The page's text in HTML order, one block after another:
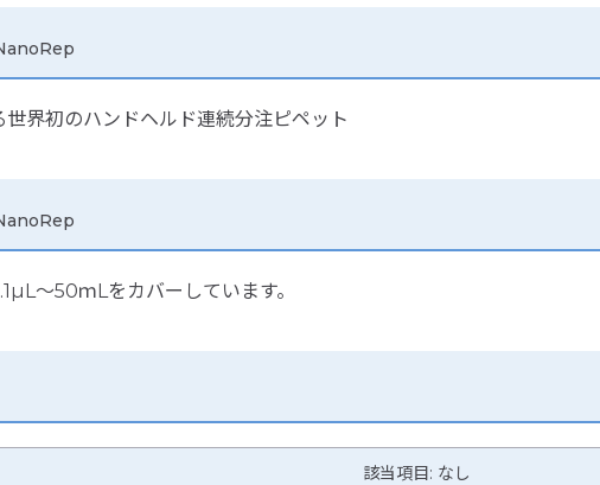
界初のハンドヘルド連続分注ピペット
～50ｍLをカバーしています。
該当項目: なし